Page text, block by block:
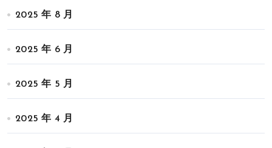
2025 年 8 月
2025 年 6 月
2025 年 5 月
2025 年 4 月